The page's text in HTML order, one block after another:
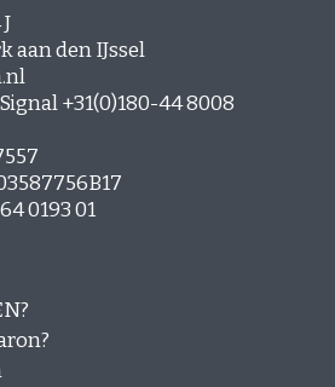
aan den IJssel
+31(0)180-44 8008
0193 01